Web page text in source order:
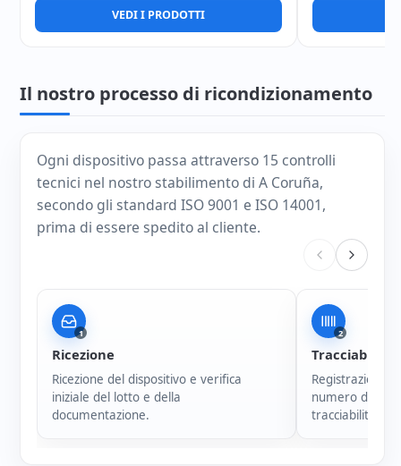
VEDI I PRODOTTI
Il nostro processo di ricondizionamento
Ogni dispositivo passa attraverso 15 controlli
tecnici nel nostro stabilimento di A Coruña,
secondo gli standard ISO 9001 e ISO 14001,
prima di essere spedito al cliente.
1
Ricezione
Ricezione del dispositivo e verifica
iniziale del lotto e della
documentazione.
2
Tracciabilità
Registrazione
numero di
tracciabilità di